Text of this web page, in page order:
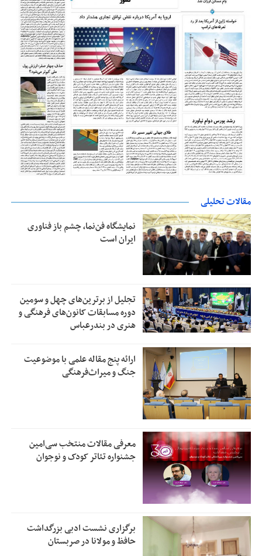
مقالات تحلیلی
نمایشگاه فن‌نما، چشم باز فناوری
ایران است
تجلیل از بر‌ترین‌های چهل و سومین
دوره مسابقات کانون‌های فرهنگی و
هنری در بندرعباس
ارائه پنج مقاله علمی با موضوعیت
جنگ و میراث‌فرهنگی
معرفی مقالات منتخب سی‌امین
جشنواره تئاتر کودک و نوجوان
برگزاری نشست ادبی بزرگداشت
حافظ و مولانا در صربستان